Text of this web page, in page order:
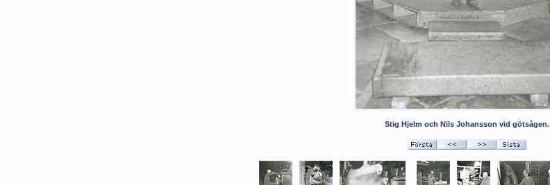
Stig Hjelm och Nils Johansson vid götsågen.